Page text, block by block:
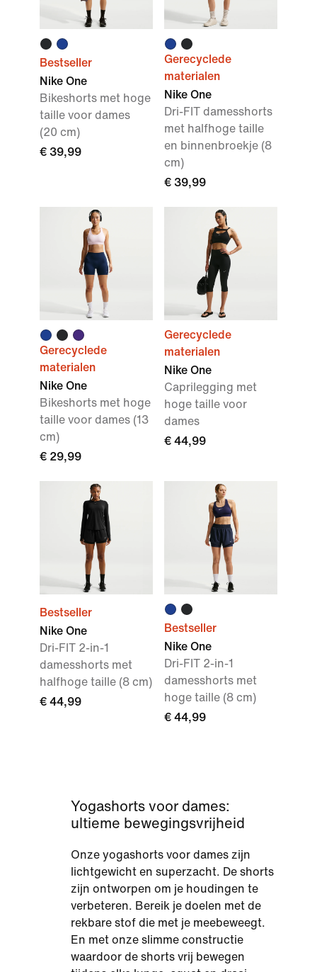
Bestseller
Nike One
Bikeshorts met hoge
taille voor dames
(20 cm)
€ 39,99
Gerecyclede
materialen
Nike One
Dri-FIT damesshorts
met halfhoge taille
en binnenbroekje (8
cm)
€ 39,99
Gerecyclede
materialen
Nike One
Bikeshorts met hoge
taille voor dames (13
cm)
€ 29,99
Gerecyclede
materialen
Nike One
Caprilegging met
hoge taille voor
dames
€ 44,99
Bestseller
Nike One
Dri-FIT 2-in-1
damesshorts met
halfhoge taille (8 cm)
€ 44,99
Bestseller
Nike One
Dri-FIT 2-in-1
damesshorts met
hoge taille (8 cm)
€ 44,99
Yogashorts voor dames:
ultieme bewegingsvrijheid
Onze yogashorts voor dames zijn
lichtgewicht en superzacht. De shorts
zijn ontworpen om je houdingen te
verbeteren. Bereik je doelen met de
rekbare stof die met je meebeweegt.
En met onze slimme constructie
waardoor de shorts vrij bewegen